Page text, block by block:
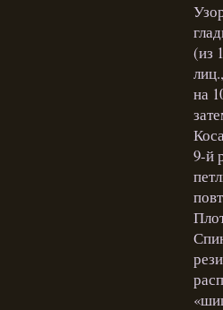
(из
на
9-й